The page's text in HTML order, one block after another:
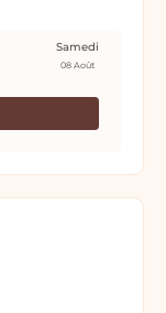
Samedi
08 Août